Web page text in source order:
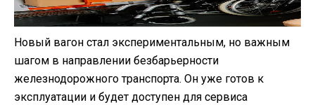
Новый вагон стал экспериментальным, но важным
шагом в направлении безбарьерности
железнодорожного транспорта. Он уже готов к
эксплуатации и будет доступен для сервиса